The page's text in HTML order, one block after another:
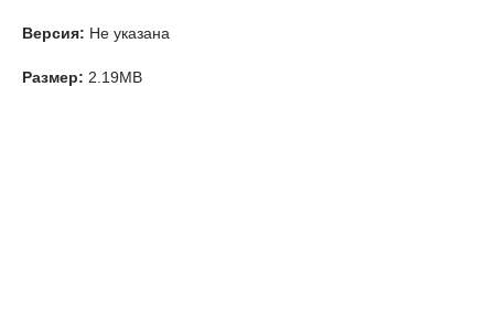
Версия: Не указана
Размер: 2.19MB